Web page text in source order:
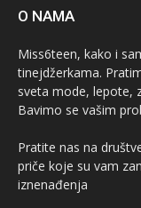
O NAMA
Miss6teen, kako i
tinejdžerkama.
sveta mode, lepote,
Bavimo se vašim
Pratite nas na
priče koje su vam
iznenađenja